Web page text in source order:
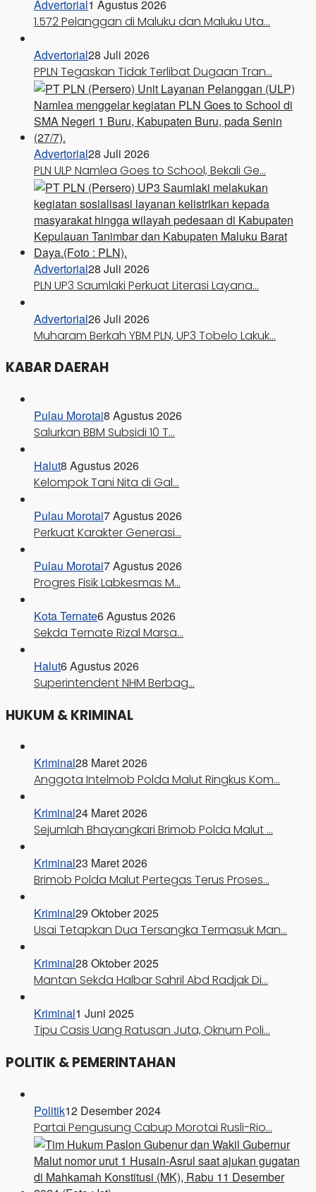
Advertorial1 Agustus 2026
1.572 Pelanggan di Maluku dan Maluku Uta…
Advertorial28 Juli 2026
PPLN Tegaskan Tidak Terlibat Dugaan Tran…
Advertorial28 Juli 2026
PLN ULP Namlea Goes to School, Bekali Ge…
Advertorial28 Juli 2026
PLN UP3 Saumlaki Perkuat Literasi Layana…
Advertorial26 Juli 2026
Muharam Berkah YBM PLN, UP3 Tobelo Lakuk…
KABAR DAERAH
Pulau Morotai8 Agustus 2026
Salurkan BBM Subsidi 10 T…
Halut8 Agustus 2026
Kelompok Tani Nita di Gal…
Pulau Morotai7 Agustus 2026
Perkuat Karakter Generasi…
Pulau Morotai7 Agustus 2026
Progres Fisik Labkesmas M…
Kota Ternate6 Agustus 2026
Sekda Ternate Rizal Marsa…
Halut6 Agustus 2026
Superintendent NHM Berbag…
HUKUM & KRIMINAL
Kriminal28 Maret 2026
Anggota Intelmob Polda Malut Ringkus Kom…
Kriminal24 Maret 2026
Sejumlah Bhayangkari Brimob Polda Malut …
Kriminal23 Maret 2026
Brimob Polda Malut Pertegas Terus Proses…
Kriminal29 Oktober 2025
Usai Tetapkan Dua Tersangka Termasuk Man…
Kriminal28 Oktober 2025
Mantan Sekda Halbar Sahril Abd Radjak Di…
Kriminal1 Juni 2025
Tipu Casis Uang Ratusan Juta, Oknum Poli…
POLITIK & PEMERINTAHAN
Politik12 Desember 2024
Partai Pengusung Cabup Morotai Rusli-Rio…